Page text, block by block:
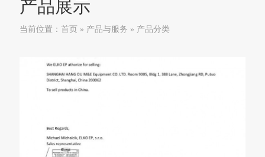
产品展示
当前位置： 首页» 产品与服务 » 产品分类